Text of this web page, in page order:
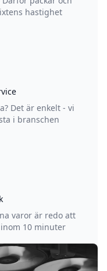
hastighet
Det är enkelt - vi
i branschen
varor är redo att
10 minuter